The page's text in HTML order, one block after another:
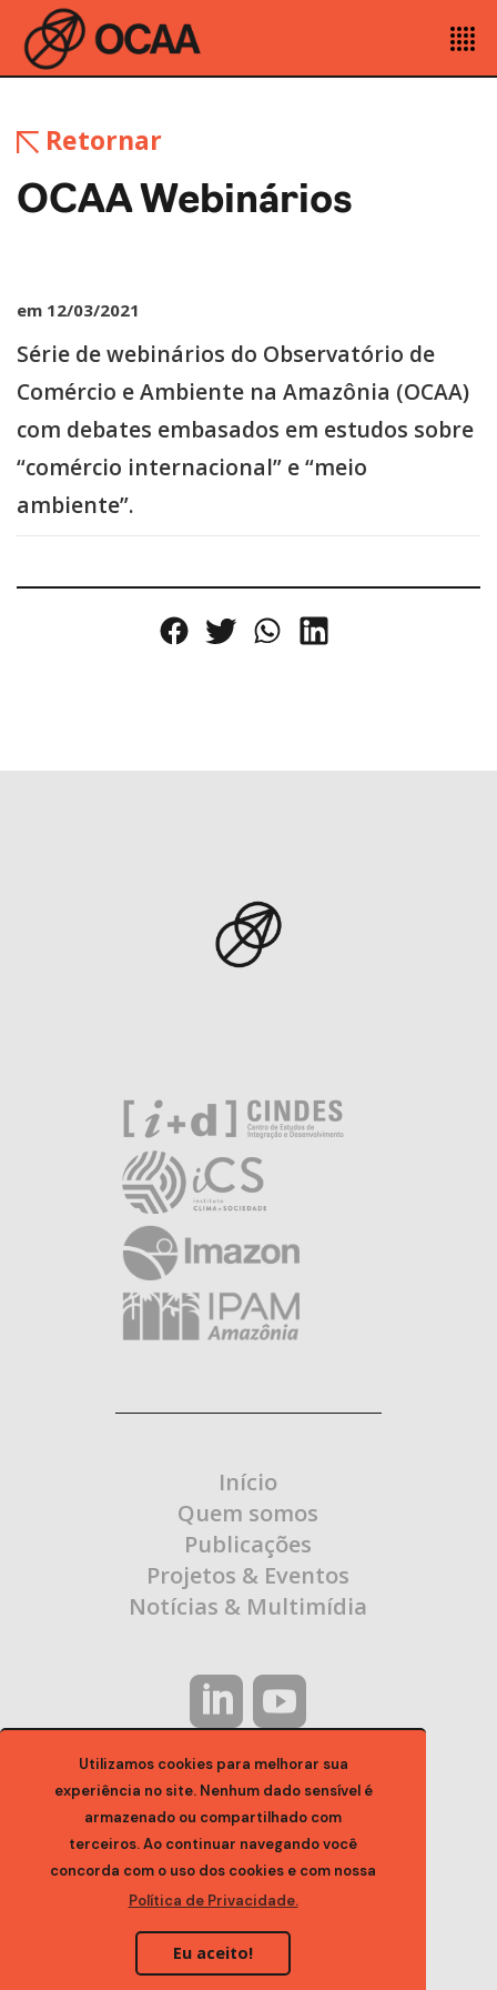
Utilizamos cookies para melhorar sua
experiência no site. Nenhum dado sensível é
armazenado ou compartilhado com
terceiros. Ao continuar navegando você
concorda com o uso dos cookies e com nossa
Política de Privacidade.
Eu aceito!
Retornar
OCAA Webinários
em 12/03/2021
Série de webinários do Observatório de
Comércio e Ambiente na Amazônia (OCAA)
com debates embasados em estudos sobre
“comércio internacional” e “meio
ambiente”.
Início
Quem somos
Publicações
Projetos & Eventos
Notícias & Multimídia
Entre em Contato:
contato@ocaa.org.br